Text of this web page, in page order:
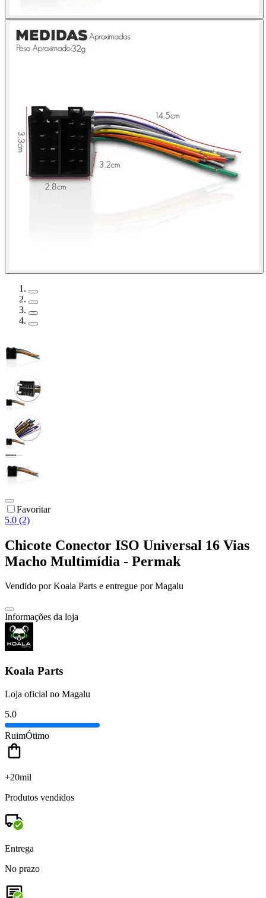
Favoritar
5.0 (2)
Chicote Conector ISO Universal 16 Vias
Macho Multimídia - Permak
Vendido porKoala Parts e entregue por Magalu
Informações da loja
Koala Parts
Loja oficial no Magalu
5.0
RuimÓtimo
+20mil
Produtos vendidos
Entrega
No prazo